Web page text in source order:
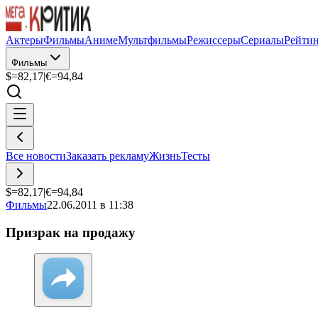
АктерыФильмыАнимеМультфильмыРежиссерыСериалы
Фильмы
$=82,17|€=94,84
Все новостиЗаказать рекламуЖизньТесты
$=82,17|€=94,84
Фильмы22.06.2011 в 11:38
Призрак на продажу